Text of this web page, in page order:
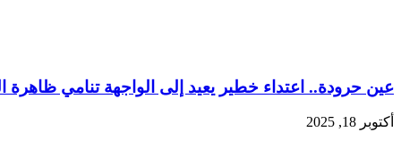
عين حرودة.. اعتداء خطير يعيد إلى الواجهة تنامي ظاهرة
أكتوبر 18, 2025